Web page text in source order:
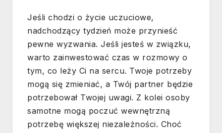
Jeśli chodzi o życie uczuciowe,
nadchodzący tydzień może przynieść
pewne wyzwania. Jeśli jesteś w związku,
warto zainwestować czas w rozmowy o
tym, co leży Ci na sercu. Twoje potrzeby
mogą się zmieniać, a Twój partner będzie
potrzebował Twojej uwagi. Z kolei osoby
samotne mogą poczuć wewnętrzną
potrzebę większej niezależności. Choć